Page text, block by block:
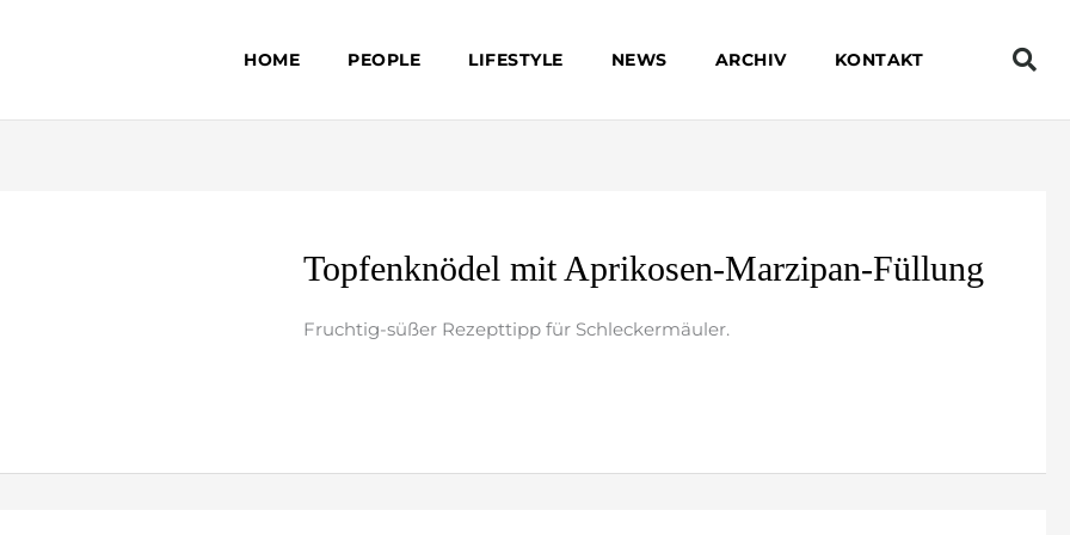
HOME PEOPLE LIFESTYLE NEWS ARCHIV KONTAKT
Topfenknödel mit Aprikosen-Marzipan-Füllung
Fruchtig-süßer Rezepttipp für Schleckermäuler.
Topfenknödel
Aprikosen-